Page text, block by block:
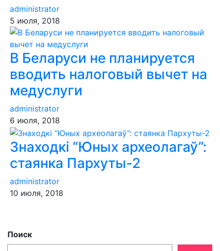
administrator
5 июля, 2018
В Беларуси не планируется
вводить налоговый вычет на
медуслуги
administrator
6 июля, 2018
Знаходкі “Юных археолагаў”:
стаянка Пархуты-2
administrator
10 июля, 2018
Поиск